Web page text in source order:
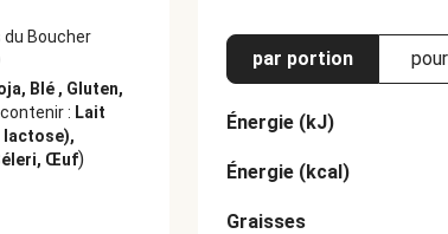
Boucher
Blé , Gluten,
: Lait
lactose),
Œuf)
par portion
Énergie (kJ)
Énergie (kcal)
Graisses